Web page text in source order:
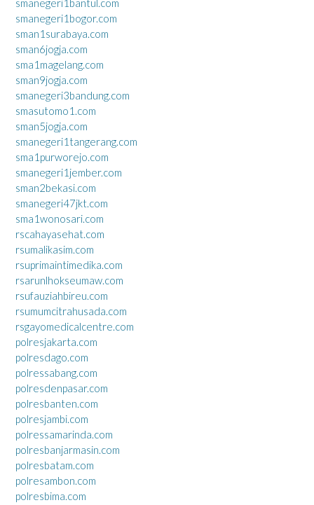
smanegeri1bogor.com
sman1surabaya.com
sman6jogja.com
sma1magelang.com
sman9jogja.com
smanegeri3bandung.com
smasutomo1.com
sman5jogja.com
smanegeri1tangerang.com
sma1purworejo.com
smanegeri1jember.com
sman2bekasi.com
smanegeri47jkt.com
sma1wonosari.com
rscahayasehat.com
rsumalikasim.com
rsuprimaintimedika.com
rsarunlhokseumaw.com
rsufauziahbireu.com
rsumumcitrahusada.com
rsgayomedicalcentre.com
polresjakarta.com
polresdago.com
polressabang.com
polresdenpasar.com
polresbanten.com
polresjambi.com
polressamarinda.com
polresbanjarmasin.com
polresbatam.com
polresambon.com
polresbima.com